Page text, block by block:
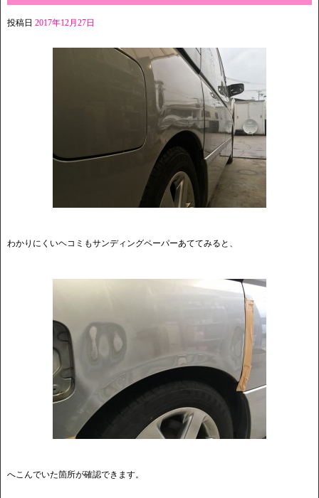
投稿日 2017年12月27日
わかりにくいヘコミもサンディングペーパーあててみると、
へこんでいた箇所が確認できます。